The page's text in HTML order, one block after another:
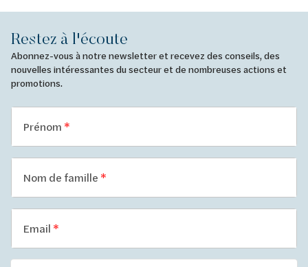
Restez à l'écoute
Abonnez-vous à notre newsletter et recevez des conseils, des
nouvelles intéressantes du secteur et de nombreuses actions et
promotions.
Prénom
Nom de famille
Email